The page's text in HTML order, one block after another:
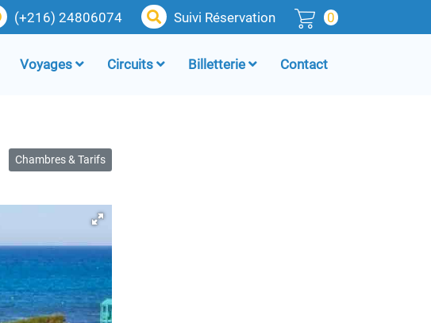
(+216) 24806074 Suivi Réservation 0
Voyages Circuits Billetterie Contact
Chambres & Tarifs